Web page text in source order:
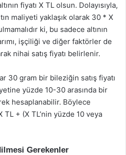
fiyatı X TL olsun. Dolayısıyla,
maliyeti yaklaşık olarak 30 * X
ki, bu sadece altının
işçiliği ve diğer faktörler de
nihai satış fiyatı belirlenir.
30 gram bir bileziğin satış fiyatı
yüzde 10-30 arasında bir
hesaplanabilir. Böylece
TL + (X TL’nin yüzde 10 veya
Gerekenler